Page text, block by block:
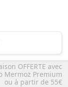
OFFERTE avec
Mermoz Premium
ou à partir de 55€